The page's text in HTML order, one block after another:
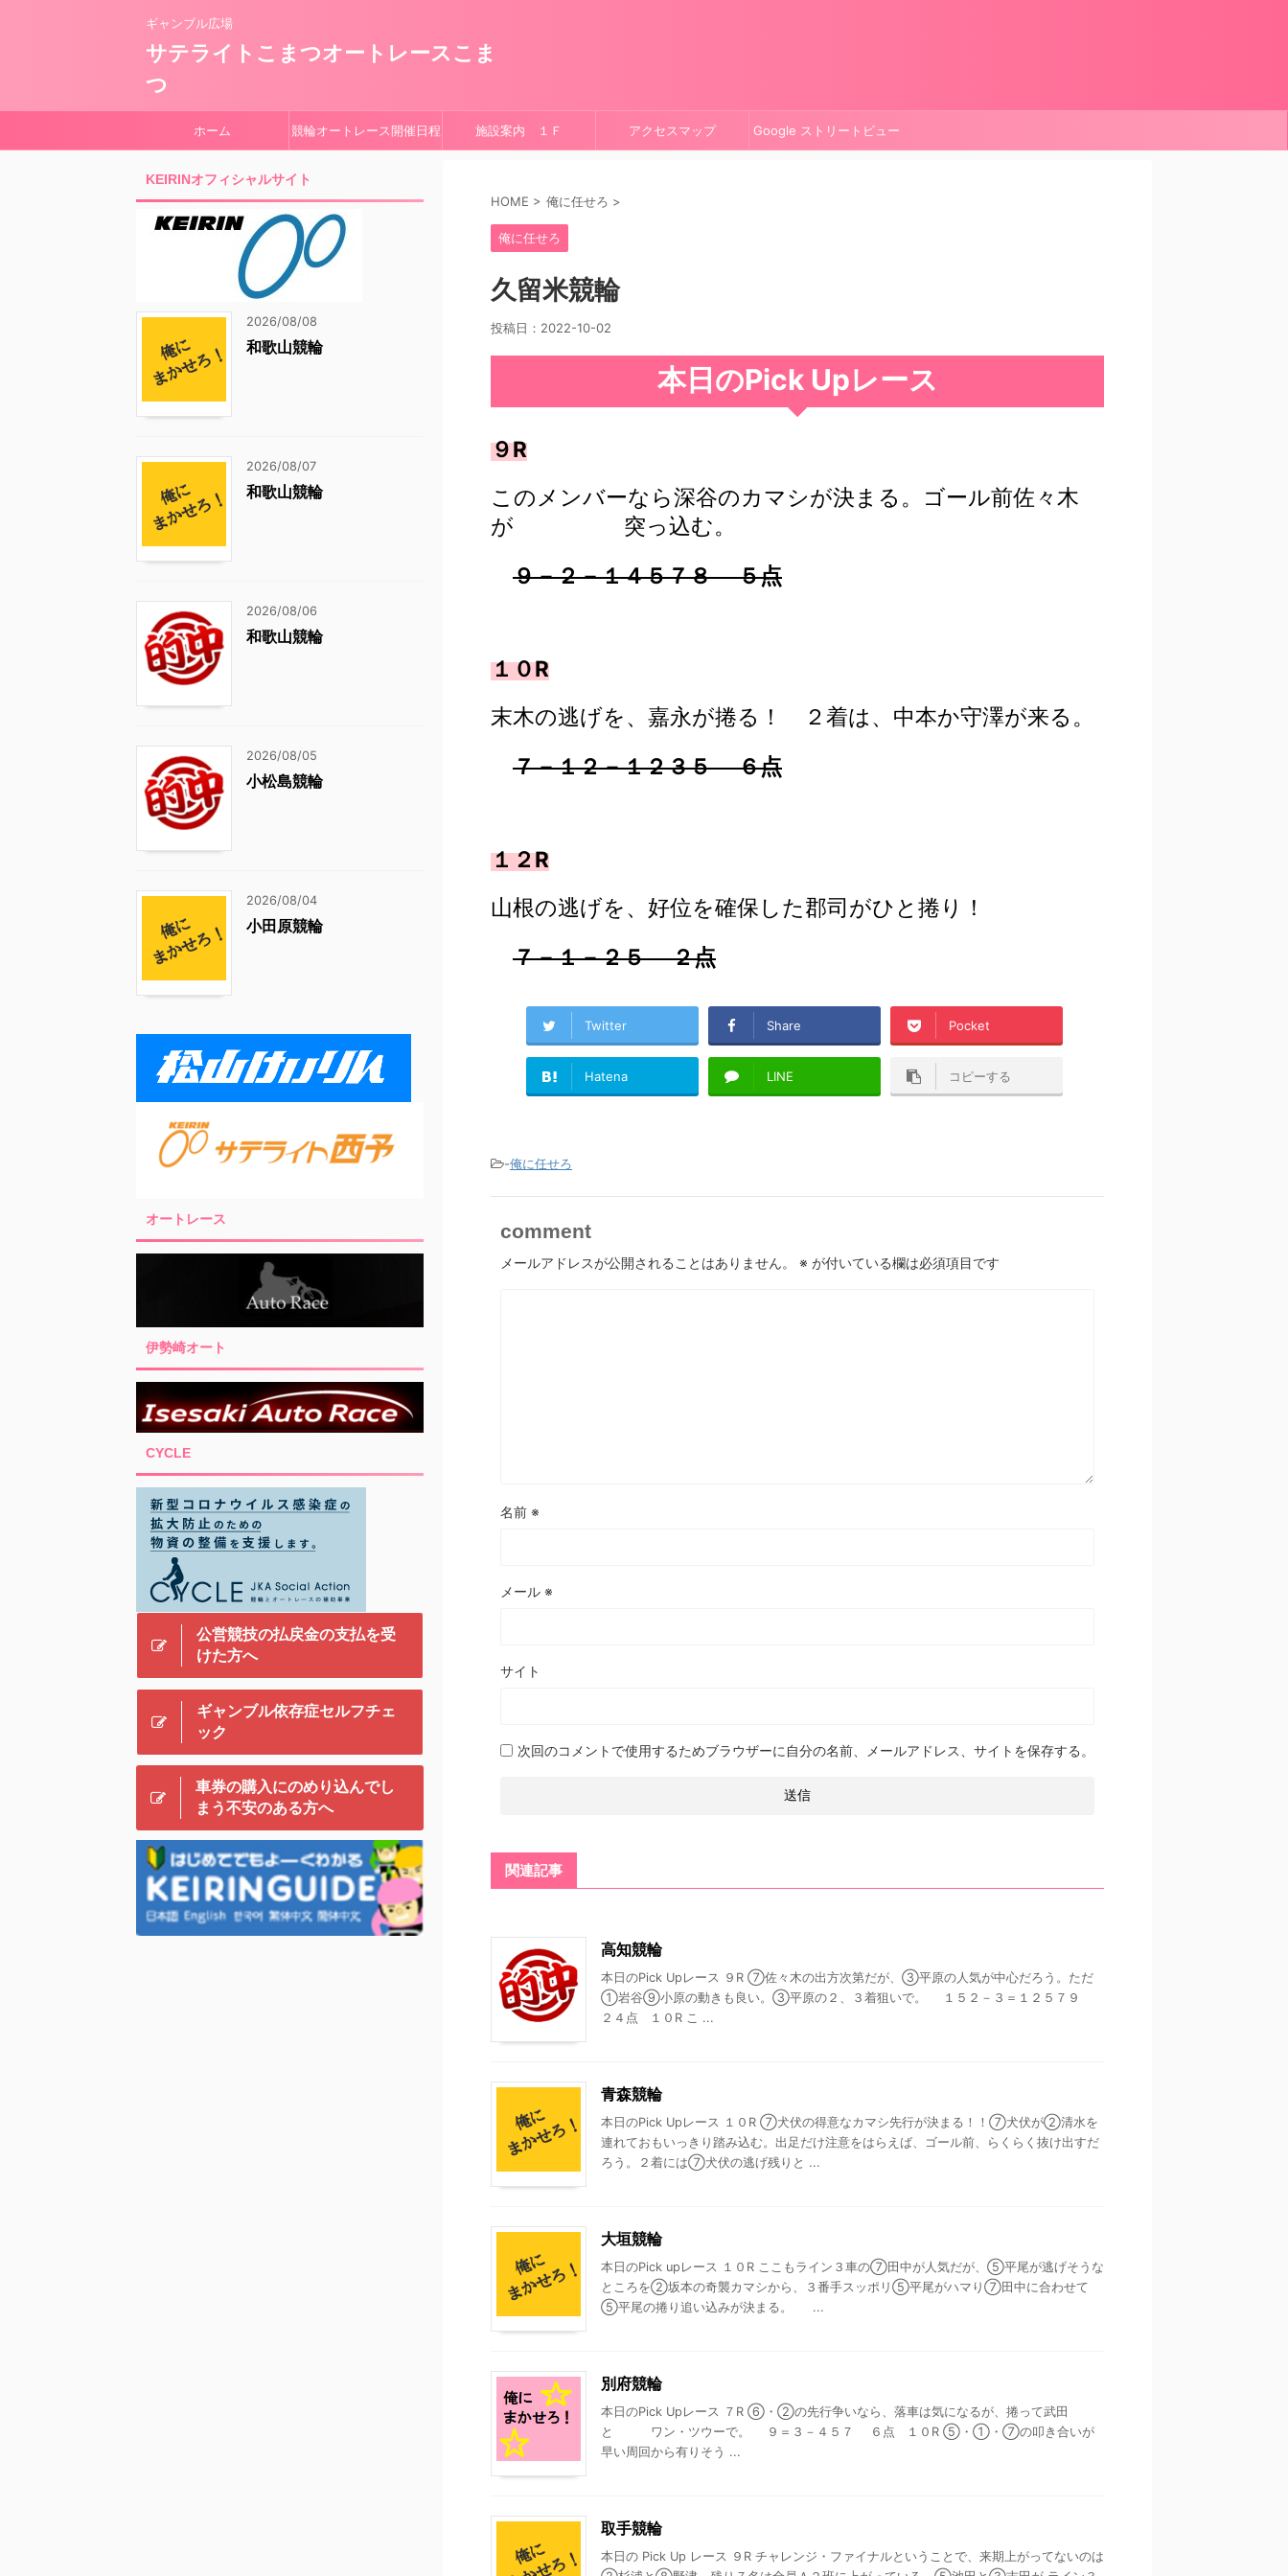
ギャンブル広場
サテライトこまつオートレースこま
つ
ホーム 競輪オートレース開催日程 施設案内 １Ｆ アクセスマップ Google ストリートビュー
HOME > 俺に任せろ >
俺に任せろ
久留米競輪
投稿日： 2022-10-02
本日のPick Upレース
９R
このメンバーなら深谷のカマシが決まる。ゴール前佐々木
が 突っ込む。
９－２－１４５７８ ５点
１０R
末木の逃げを、嘉永が捲る！ ２着は、中本か守澤が来る。
７－１２－１２３５ ６点
１２R
山根の逃げを、好位を確保した郡司がひと捲り！
７－１－２５ ２点
Twitter Share Pocket
Hatena LINE コピーする
-俺に任せろ
comment
メールアドレスが公開されることはありません。 ※ が付いている欄は必須項目です
名前 ※
メール ※
サイト
次回のコメントで使用するためブラウザーに自分の名前、メールアドレス、サイトを保存する。
関連記事
高知競輪
本日のPick Upレース ９R ⑦佐々木の出方次第だが、③平原の人気が中心だろう。ただ
①岩谷⑨小原の動きも良い。③平原の２、３着狙いで。 １５２－３＝１２５７９
２４点 １０R こ ...
青森競輪
本日のPick Upレース １０R ⑦犬伏の得意なカマシ先行が決まる！！⑦犬伏が②清水を
連れておもいっきり踏み込む。出足だけ注意をはらえば、ゴール前、らくらく抜け出すだ
ろう。２着には⑦犬伏の逃げ残りと ...
大垣競輪
本日のPick upレース １０R ここもライン３車の⑦田中が人気だが、⑤平尾が逃げそうな
ところを②坂本の奇襲カマシから、３番手スッポリ⑤平尾がハマり⑦田中に合わせて
⑤平尾の捲り追い込みが決まる。 ...
別府競輪
本日のPick Upレース ７R ⑥・②の先行争いなら、落車は気になるが、捲って武田
と ワン・ツウーで。 ９＝３－４５７ ６点 １０R ⑤・①・⑦の叩き合いが
早い周回から有りそう ...
取手競輪
本日の Pick Up レース ９R チャレンジ・ファイナルということで、来期上がってないのは
KEIRINオフィシャルサイト
2026/08/08
和歌山競輪
2026/08/07
和歌山競輪
2026/08/06
和歌山競輪
2026/08/05
小松島競輪
2026/08/04
小田原競輪
オートレース
伊勢崎オート
CYCLE
公営競技の払戻金の支払を受
けた方へ
ギャンブル依存症セルフチェ
ック
車券の購入にのめり込んでし
まう不安のある方へ